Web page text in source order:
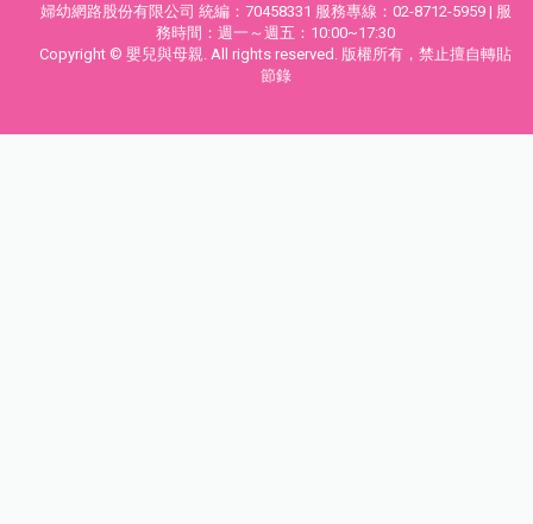
婦幼網路股份有限公司 統編：70458331 服務專線：02-8712-5959 | 服
務時間：週一～週五：10:00~17:30
Copyright © 嬰兒與母親. All rights reserved. 版權所有，禁止擅自轉貼
節錄